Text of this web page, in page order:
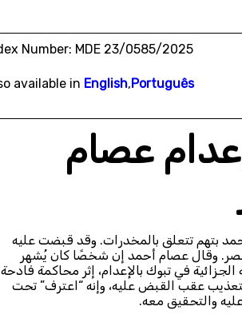
Number: MDE 23/0585/2025
available in English,Português
عصام
عصام أحمد بتهم تتعلق بالمخدرات. وقد قبضت عليه
صيد بين السعودية ومصر. وقال عصام أحمد إن شخصًا كان يُشهر
الثاني 2022، حكمت عليه المحكمة الجزائية في تبوك بالإعدام، إثر محاكمة فادحة
عقب القبض عليه، وإنه “اعترف” تحت
والتحقيق معه.